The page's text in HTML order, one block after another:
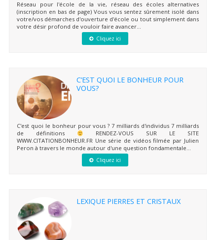
Réseau pour l'école de la vie, réseau des écoles alternatives
(inscription en bas de page) Vous vous sentez sûrement isolé dans
votre/vos démarches d'ouverture d'école ou tout simplement dans
votre désir profond de vouloir faire avancer...
Cliquez ici
C’EST QUOI LE BONHEUR POUR
VOUS?
C'est quoi le bonheur pour vous ? 7 milliards d'individus 7 milliards
de définitions
RENDEZ-VOUS SUR LE SITE
WWW.CITATIONBONHEUR.FR Une série de vidéos filmée par Julien
Peron à travers le monde autour d'une question fondamentale...
Cliquez ici
LEXIQUE PIERRES ET CRISTAUX